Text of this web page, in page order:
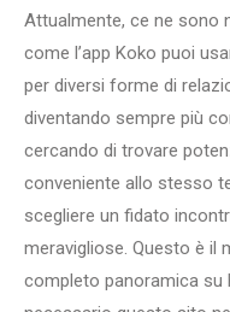
Attualmente, ce ne sono
come l’app Koko puoi
per diversi forme di
diventando sempre più
cercando di trovare
conveniente allo stesso
scegliere un fidato
meravigliose. Questo è il
completo panoramica su